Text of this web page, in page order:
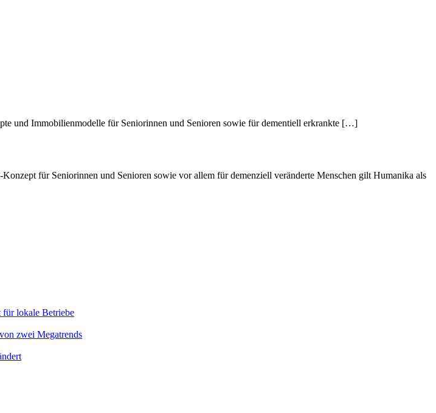
und Immobilienmodelle für Seniorinnen und Senioren sowie für dementiell erkrankte […]
für Seniorinnen und Senioren sowie vor allem für demenziell veränderte Menschen gilt Humanika als
für lokale Betriebe
zwei Megatrends